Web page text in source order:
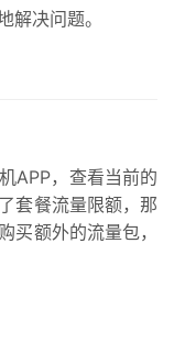
解决问题。
APP，查看当前的
套餐流量限额，那
买额外的流量包，